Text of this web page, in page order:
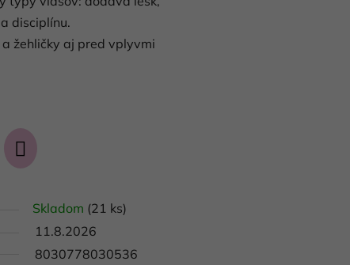
disciplínu.
žehličky aj pred vplyvmi
Skladom (21 ks)
11.8.2026
8030778030536